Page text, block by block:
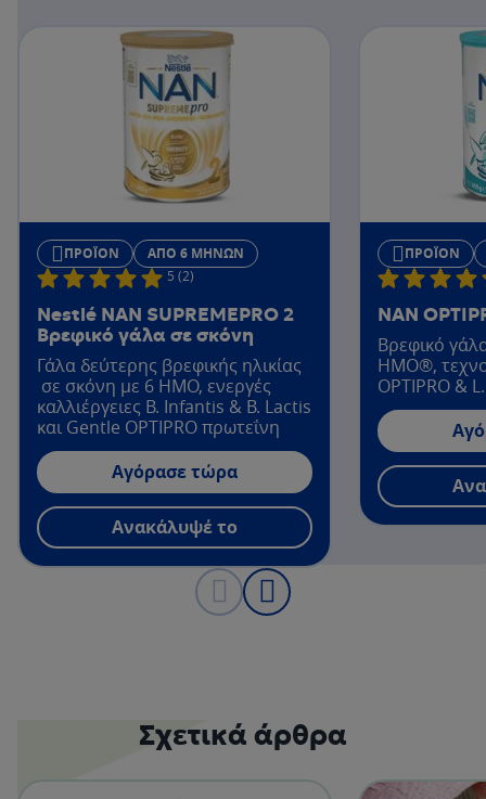
ΠΡΟΪΌΝ ΑΠΌ 6 ΜΗΝΏΝ
5 (2)
Nestlé NAN SUPREMEPRO 2
Βρεφικό γάλα σε σκόνη
Γάλα δεύτερης βρεφικής ηλικίας
σε σκόνη με 6 ΗΜΟ, ενεργές
καλλιέργειες Β. Infantis & B. Lactis
και Gentle OPTIPRO πρωτεΐνη
Αγόρασε τώρα
Ανακάλυψέ το
ΠΡΟΪΌΝ
NAN
Βρεφικό
HMO®,
OPTIPRO &
Σχετικά άρθρα